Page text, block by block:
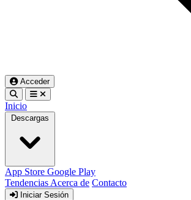
Acceder
Inicio
Descargas
App Store Google Play
Tendencias Acerca de Contacto
Iniciar Sesión